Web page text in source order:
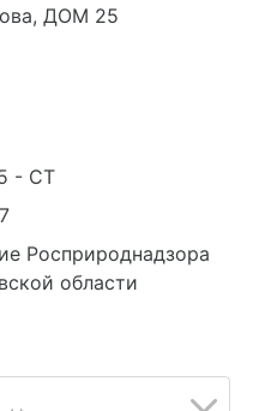
ДОМ 25
- СТ
Росприроднадзора
области